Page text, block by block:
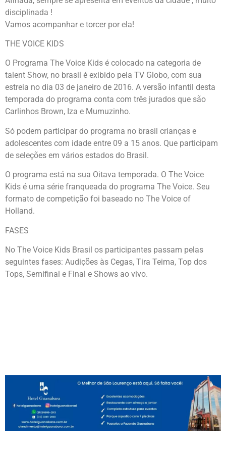
disciplinada !
Vamos acompanhar e torcer por ela!
THE VOICE KIDS
O Programa The Voice Kids é colocado na categoria de
talent Show, no brasil é exibido pela TV Globo, com sua
estreia no dia 03 de janeiro de 2016. A versão infantil desta
temporada do programa conta com três jurados que são
Carlinhos Brown, Iza e Mumuzinho.
Só podem participar do programa no brasil crianças e
adolescentes com idade entre 09 a 15 anos. Que participam
de seleções em vários estados do Brasil.
O programa está na sua Oitava temporada. O The Voice
Kids é uma série franqueada do programa The Voice. Seu
formato de competição foi baseado no The Voice of
Holland.
FASES
No The Voice Kids Brasil os participantes passam pelas
seguintes fases: Audições às Cegas, Tira Teima, Top dos
Tops, Semifinal e Final e Shows ao vivo.